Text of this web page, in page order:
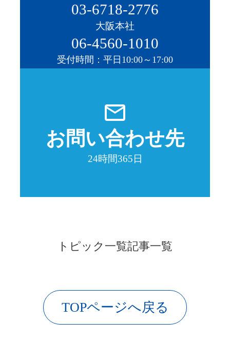
03-6718-2776
大阪本社
06-4560-1010
受付時間：平日10:00～17:00
mail_outline
お問い合わせ先
24時間365日
トピック一覧記事一覧
TOPページへ戻る